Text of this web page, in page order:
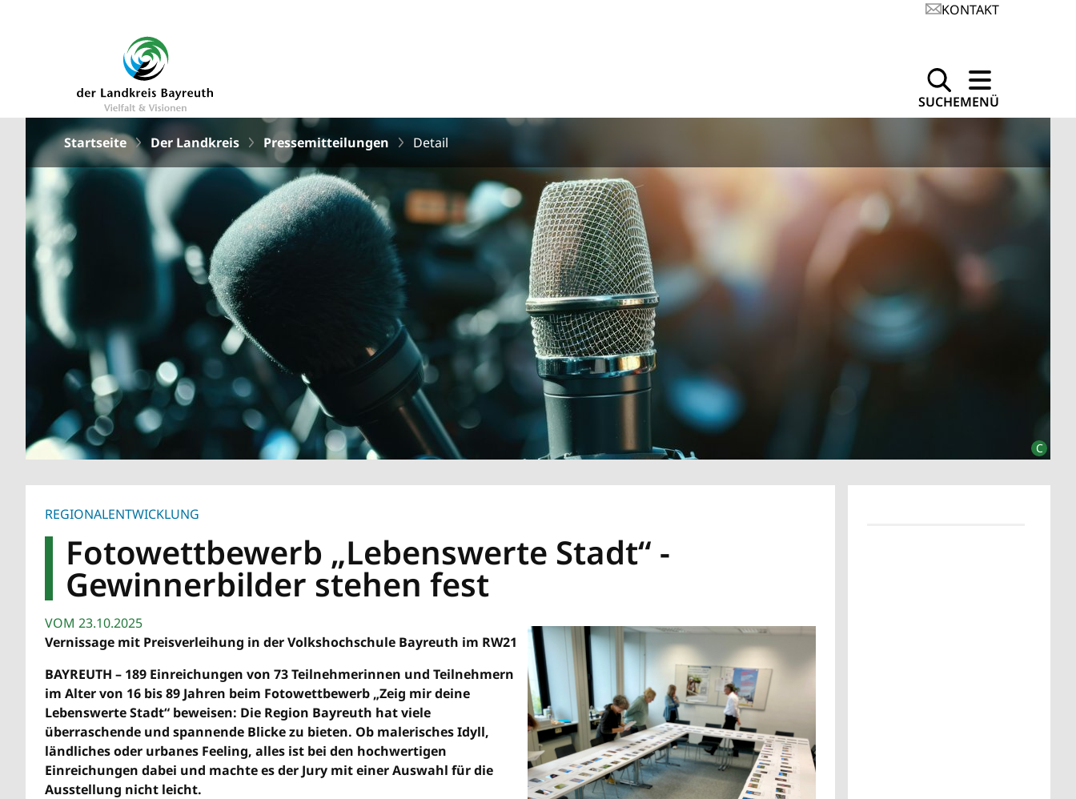
KONTAKT
SUCHEMENÜ
Startseite Der Landkreis Pressemitteilungen Detail
REGIONALENTWICKLUNG
Fotowettbewerb „Lebenswerte Stadt“ -
Gewinnerbilder stehen fest
VOM 23.10.2025
Vernissage mit Preisverleihung in der Volkshochschule Bayreuth im RW21
BAYREUTH – 189 Einreichungen von 73 Teilnehmerinnen und Teilnehmern
im Alter von 16 bis 89 Jahren beim Fotowettbewerb „Zeig mir deine
Lebenswerte Stadt“ beweisen: Die Region Bayreuth hat viele
überraschende und spannende Blicke zu bieten. Ob malerisches Idyll,
ländliches oder urbanes Feeling, alles ist bei den hochwertigen
Einreichungen dabei und machte es der Jury mit einer Auswahl für die
Ausstellung nicht leicht.